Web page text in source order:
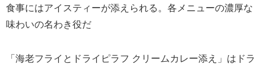
食事にはアイスティーが添えられる。各メニューの濃厚な
味わいの名わき役だ
「海老フライとドライピラフ クリームカレー添え」はドラ